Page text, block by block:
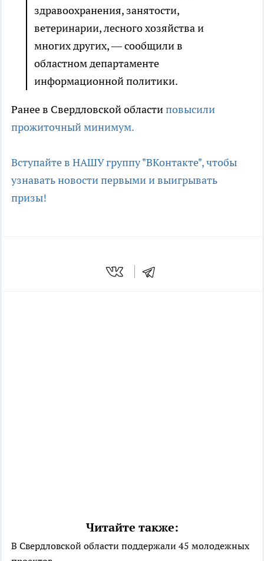
здравоохранения, занятости,
ветеринарии, лесного хозяйства и
многих других, — сообщили в
областном департаменте
информационной политики.
Ранее в Свердловской областиповысили
прожиточный минимум.
Вступайте в НАШУ группу "ВКонтакте", чтобы
узнавать новости первыми и выигрывать
призы!
Читайте также:
В Свердловской области поддержали 45 молодежных